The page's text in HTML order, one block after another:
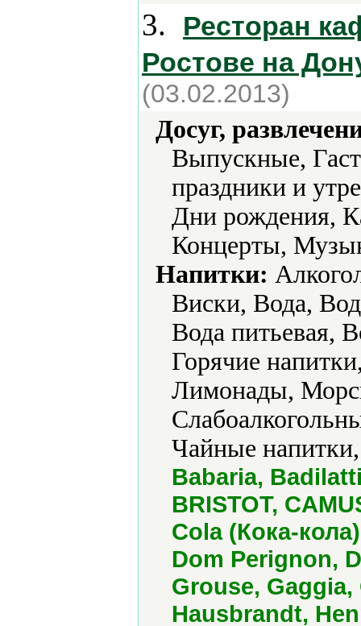
3.
Ресторан
Ростове на
(03.02.2013)
Досуг,
Выпускные,
праздники и
Дни рождения,
Концерты,
Напитки:
Виски, Вода,
Вода питьевая,
Горячие
Лимонады,
Чайные
Babaria,
BRISTOT,
Cola (Кока-
Dom Perignon,
Grouse,
Hausbrandt,